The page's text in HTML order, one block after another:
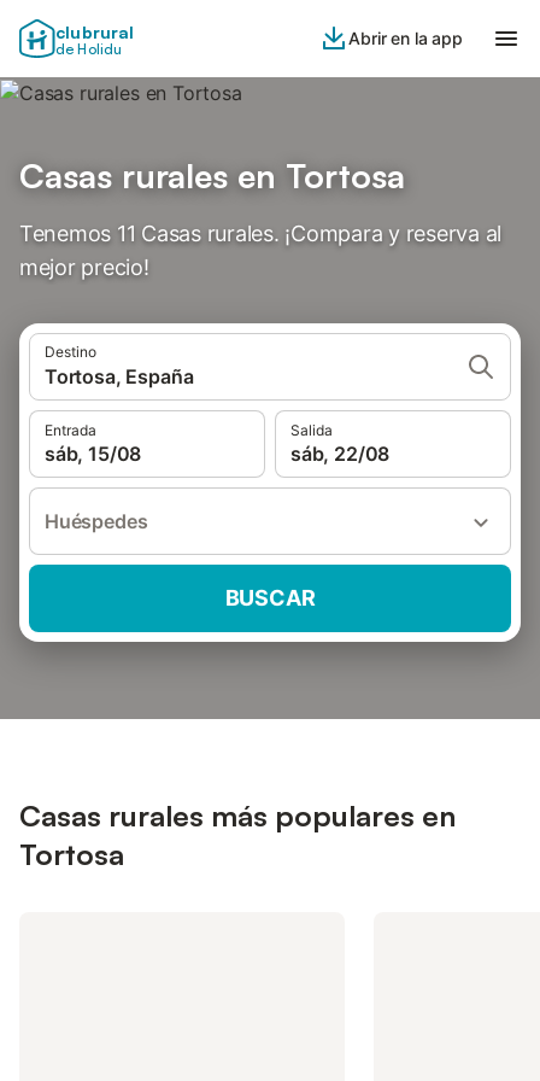
clubrural
de Holidu
Abrir en la app
Casas rurales en Tortosa
Tenemos 11 Casas rurales. ¡Compara y reserva al
mejor precio!
Destino
Tortosa, España
Entrada
sáb, 15/08
Salida
sáb, 22/08
Huéspedes
BUSCAR
Casas rurales más populares en
Tortosa